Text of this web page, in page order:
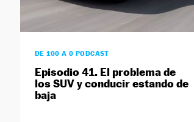
DE 100 A 0 PODCAST
Episodio 41. El problema de
los SUV y conducir estando de
baja